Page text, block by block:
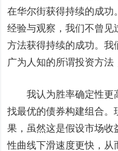
在华尔街获得持续的成功
经验与观察，我们不曾见
方法获得持续的成功。我
广为人知的所谓投资方法
我认为胜率确定性更
找最优的债券构建组合。
果，虽然这是假设市场收
性曲线下滑速度更快，从